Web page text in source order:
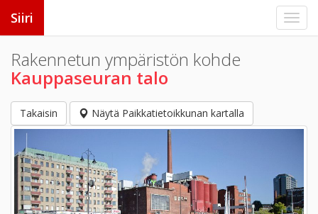
Siiri
Rakennetun ympäristön kohde
Kauppaseuran talo
Takaisin Näytä Paikkatietoikkunan kartalla